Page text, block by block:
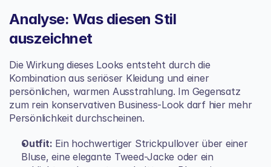
Analyse: Was diesen Stil
auszeichnet
Die Wirkung dieses Looks entsteht durch die
Kombination aus seriöser Kleidung und einer
persönlichen, warmen Ausstrahlung. Im Gegensatz
zum rein konservativen Business-Look darf hier mehr
Persönlichkeit durchscheinen.
Outfit: Ein hochwertiger Strickpullover über einer
Bluse, eine elegante Tweed-Jacke oder ein